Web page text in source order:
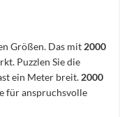
Größen. Das mit 2000
Puzzlen Sie die
ein Meter breit. 2000
für anspruchsvolle